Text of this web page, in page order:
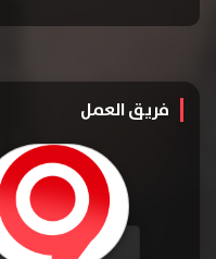
فريق العمل